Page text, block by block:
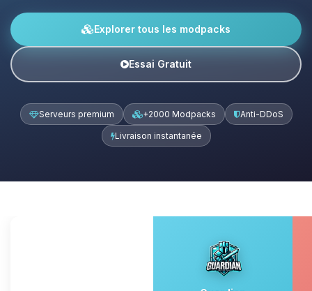
Explorer tous les modpacks
Essai Gratuit
Serveurs premium +2000 Modpacks Anti-DDoS
Livraison instantanée